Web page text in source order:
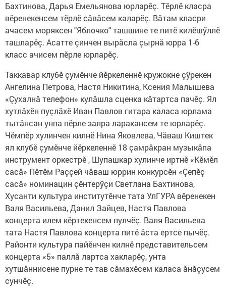
Бахтинова, Дарья Емельянова юрларĕç. Тĕрлĕ класра
вĕренекенсем тĕрлĕ сăвăсем каларĕç. Вăтам класри
ачасем моряксен "Яблочко" ташшине те питӗ килӗшӳллӗ
ташларӗç. Асатте çинчен вырăсла çырнă юрра 1-6
класс ачисем пӗрле юрларĕç.
Таккавар клубĕ çумĕнче йӗркеленнĕ кружокне çÿрекен
Ангелина Петрова, Настя Никитина, Ксения Малышева
«Çухалнă телефон» кулăшла сценка кăтартса пачĕç. Ял
хутлăхӗн пуçлăхӗ Иван Павлов гитара каласа юрлама
тытăнсан унпа пĕрле залра ларакансем те юрларĕç.
Чĕмпĕр хулинчен килнĕ Нина Яковлева, Чăваш Киштек
ял клубӗ çумӗнче йӗркеленнӗ 18 çамрăкран музыкăпа
инструмент оркестрӗ , Шупашкар хулинче иртнӗ «Кĕмĕл
сасă» Пӗтӗм Раççей чăваш юррин конкурсĕн «Çепĕç
сасă» номинацин çĕнтерӳçи Светлана Бахтинова,
Хусанти культура институтĕнче тата УлГУРА вĕренекен
Валя Васильева, Данил Зайцев, Настя Павлова
концерта илем кӗртекенсем пулчĕç. Валя Васильева
тата Настя Павлова концерта питӗ ăста ертсе пычĕç.
Районти культура пайĕнчен килнĕ представительсем
концерта «5» паллă лартса хакларӗç, унта
хутшăннисене пурне те тав сăмахĕсем каласа ăнăçусем
сунчĕç.